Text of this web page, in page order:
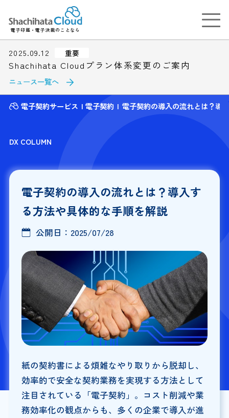
電子印鑑・電子決裁のことなら
2025.09.12 重要
Shachihata Cloudプラン体系変更のご案内
ニュース一覧へ
電子契約サービス 電子契約 電子契約の導入の流れとは？導
DX COLUMN
電子契約の導入の流れとは？導入す
る方法や具体的な手順を解説
公開日： 2025/07/28
紙の契約書による煩雑なやり取りから脱却し、
効率的で安全な契約業務を実現する方法として
注目されている「電子契約」。コスト削減や業
務効率化の観点からも、多くの企業で導入が進